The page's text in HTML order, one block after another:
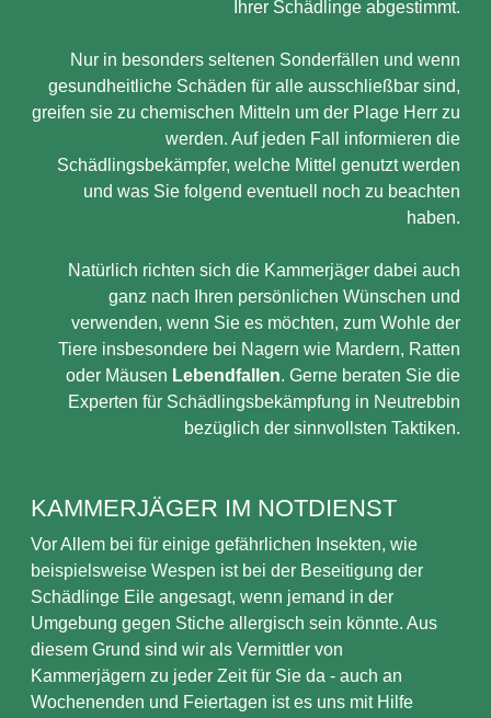
Ihrer Schädlinge abgestimmt.
Nur in besonders seltenen Sonderfällen und wenn
gesundheitliche Schäden für alle ausschließbar sind,
greifen sie zu chemischen Mitteln um der Plage Herr zu
werden. Auf jeden Fall informieren die
Schädlingsbekämpfer, welche Mittel genutzt werden
und was Sie folgend eventuell noch zu beachten
haben.
Natürlich richten sich die Kammerjäger dabei auch
ganz nach Ihren persönlichen Wünschen und
verwenden, wenn Sie es möchten, zum Wohle der
Tiere insbesondere bei Nagern wie Mardern, Ratten
oder Mäusen Lebendfallen. Gerne beraten Sie die
Experten für Schädlingsbekämpfung in Neutrebbin
bezüglich der sinnvollsten Taktiken.
KAMMERJÄGER IM NOTDIENST
Vor Allem bei für einige gefährlichen Insekten, wie
beispielsweise Wespen ist bei der Beseitigung der
Schädlinge Eile angesagt, wenn jemand in der
Umgebung gegen Stiche allergisch sein könnte. Aus
diesem Grund sind wir als Vermittler von
Kammerjägern zu jeder Zeit für Sie da - auch an
Wochenenden und Feiertagen ist es uns mit Hilfe